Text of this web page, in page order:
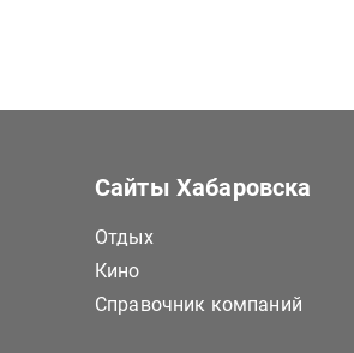
Сайты Хабаровска
Отдых
Кино
Справочник компаний